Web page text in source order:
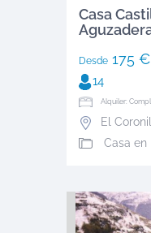
Casa
Desde175 €
14
Alquiler:
El Coronil
Casa en